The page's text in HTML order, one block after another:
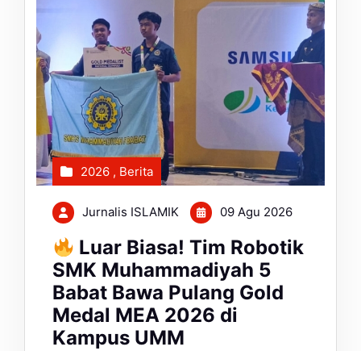
2026 , Berita
Jurnalis ISLAMIK 09 Agu 2026
Luar Biasa! Tim Robotik
SMK Muhammadiyah 5
Babat Bawa Pulang Gold
Medal MEA 2026 di
Kampus UMM